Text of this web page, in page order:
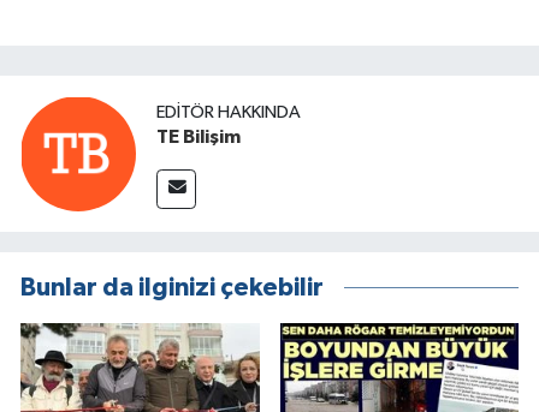
EDITÖR HAKKINDA
TE Bilişim
Bunlar da ilginizi çekebilir